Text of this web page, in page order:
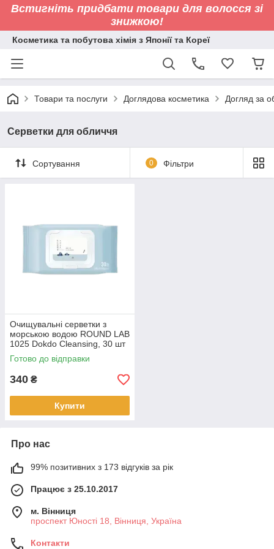
Встигніть придбати товари для волосся зі
знижкою!
Косметика та побутова хімія з Японії та Кореї
Товари та послуги Доглядова косметика Догляд за
Серветки для обличчя
Сортування 0 Фільтри
Очищувальні серветки з
морською водою ROUND LAB
1025 Dokdo Cleansing, 30 шт
(321805)
Готово до відправки
340 ₴
Купити
Про нас
99% позитивних з 173 відгуків за рік
Працює з 25.10.2017
м. Вінниця
проспект Юності 18, Вінниця, Україна
Контакти